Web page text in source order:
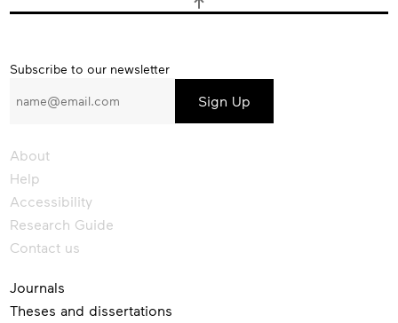
Subscribe
our
Subscribe to our newsletter
About
Help
Accessibility
Research Guide
Contact us
Journals
Theses and dissertations